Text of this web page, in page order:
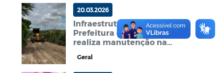
20.03.2026
Infraestrutura Rural:
Prefeitura de Esperança
realiza manutenção na
Pedra e Campo Formoso
Geral